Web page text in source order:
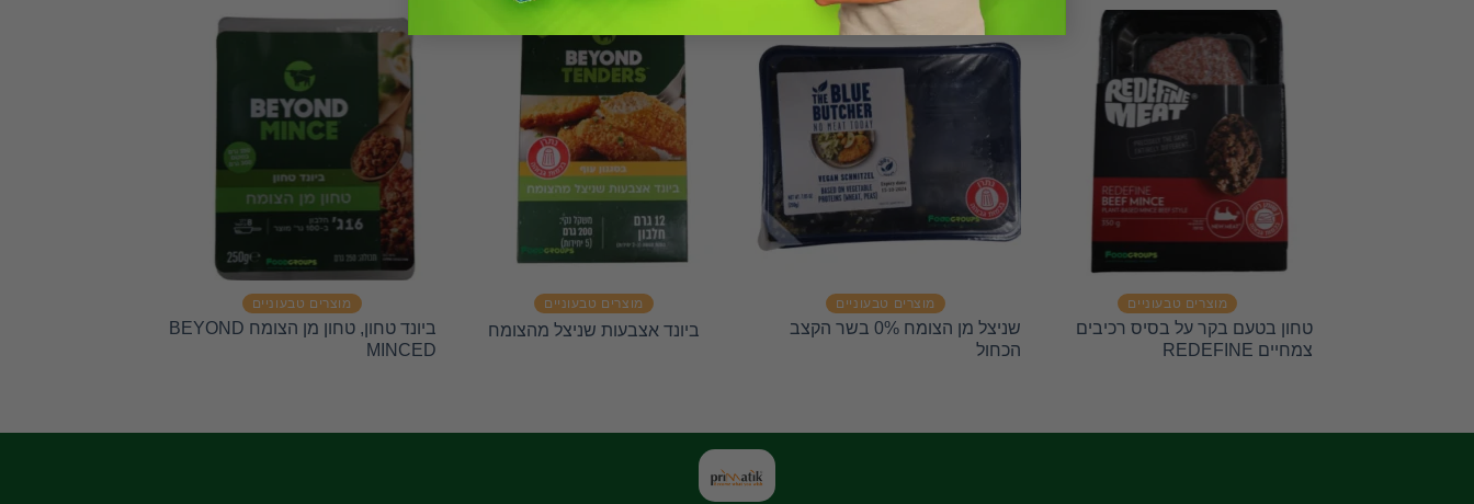
מוצרים טבעוניים
טחון בטעם בקר על בסיס רכיבים
צמחיים REDEFINE
מוצרים טבעוניים
שניצל מן הצומח 0% בשר הקצב
הכחול
מוצרים טבעוניים
ביונד אצבעות שניצל מהצומח
מוצרים טבעוניים
ביונד טחון, טחון מן הצומח BEYOND
MINCED